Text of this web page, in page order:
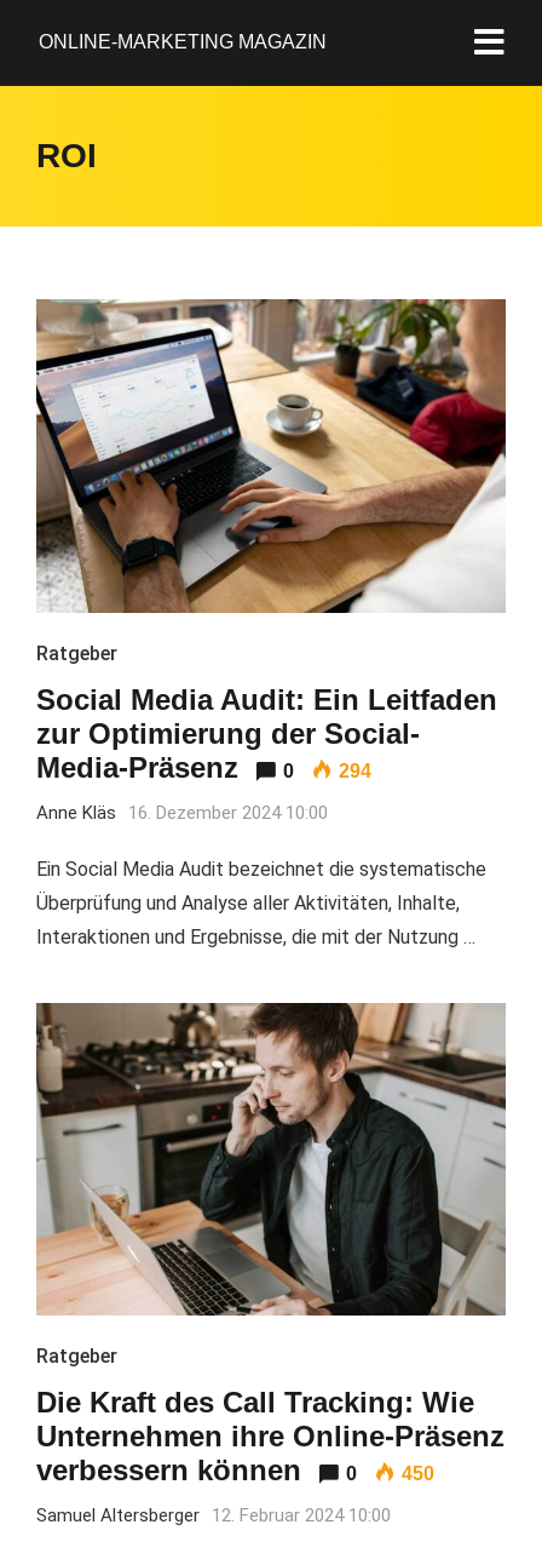
ONLINE-MARKETING MAGAZIN
ROI
Ratgeber
Social Media Audit: Ein Leitfaden
zur Optimierung der Social-
Media-Präsenz
0 294
Anne Kläs 16. Dezember 2024 10:00
Ein Social Media Audit bezeichnet die systematische
Überprüfung und Analyse aller Aktivitäten, Inhalte,
Interaktionen und Ergebnisse, die mit der Nutzung …
Ratgeber
Die Kraft des Call Tracking: Wie
Unternehmen ihre Online-Präsenz
verbessern können
0 450
Samuel Altersberger 12. Februar 2024 10:00